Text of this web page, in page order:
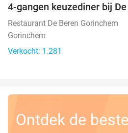
4-gangen keuzediner bij
Restaurant De Beren Gorinchem
Gorinchem
Verkocht: 1.281
Ontdek de beste